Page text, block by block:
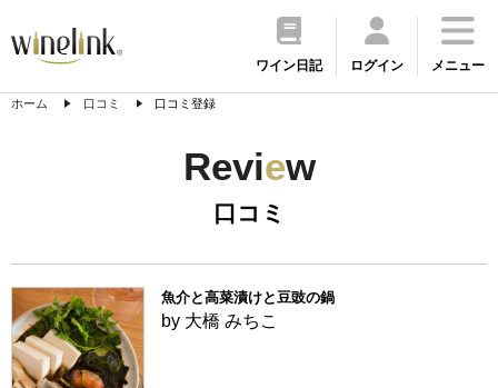
ワイン日記 ログイン メニュー
ホーム 口コミ 口コミ登録
Review
口コミ
魚介と高菜漬けと豆豉の鍋
by 大橋 みちこ